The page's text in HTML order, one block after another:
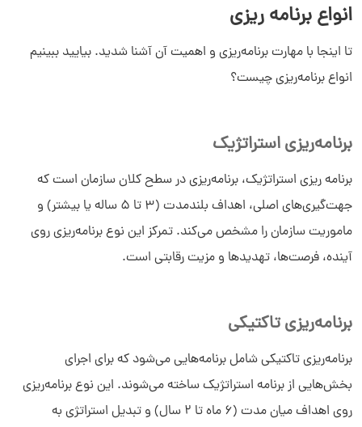
انواع برنامه ریزی
تا اینجا با مهارت برنامه‌ریزی و اهمیت آن آشنا شدید. بیایید ببینیم
انواع برنامه‌ریزی چیست؟
برنامه‌ریزی استراتژیک
برنامه ریزی استراتژیک، برنامه‌ریزی در سطح کلان سازمان است که
جهت‌گیری‌های اصلی، اهداف بلندمدت (۳ تا ۵ ساله یا بیشتر) و
ماموریت سازمان را مشخص می‌کند. تمرکز این نوع برنامه‌ریزی روی
آینده، فرصت‌ها، تهدیدها و مزیت رقابتی است.
برنامه‌ریزی تاکتیکی
برنامه‌ریزی تاکتیکی شامل برنامه‌هایی می‌شود که برای اجرای
بخش‌هایی از برنامه استراتژیک ساخته می‌شوند. این نوع برنامه‌ریزی
روی اهداف میان مدت (۶ ماه تا ۲ سال) و تبدیل استراتژی به